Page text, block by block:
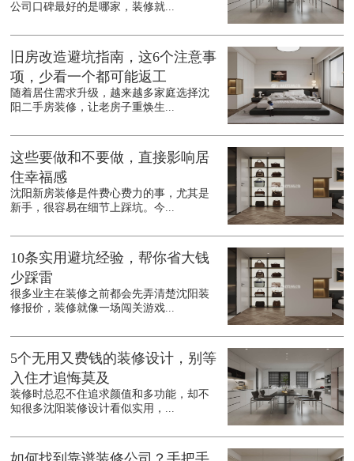
公司口碑最好的是哪家，装修就...
旧房改造避坑指南，这6个注意事
项，少看一个都可能返工
随着居住需求升级，越来越多家庭选择沈
阳二手房装修，让老房子重焕生...
这些要做和不要做，直接影响居
住幸福感
沈阳新房装修是件费心费力的事，尤其是
新手，很容易在细节上踩坑。今...
10条实用避坑经验，帮你省大钱
少踩雷
很多业主在装修之前都会先弄清楚沈阳装
修报价，装修就像一场闯关游戏...
5个无用又费钱的装修设计，别等
入住才追悔莫及
装修时总忍不住追求颜值和多功能，却不
知很多沈阳装修设计看似实用，...